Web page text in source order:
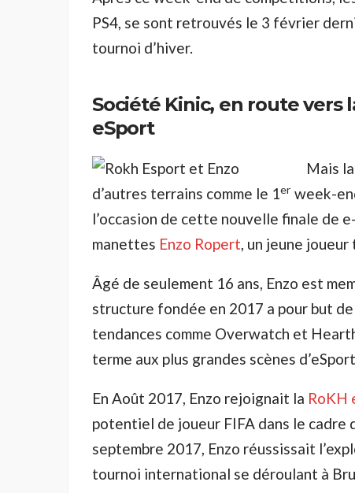
PS4, se sont retrouvés le 3 février
tournoi d’hiver.
Société Kinic, en route vers
eSport
Mais
d’autres terrains comme le 1er week-
l’occasion de cette nouvelle finale de
manettes Enzo Ropert, un jeune
Âgé de seulement 16 ans, Enzo est
structure fondée en 2017 a pour but
tendances comme Overwatch et
terme aux plus grandes scènes
En Août 2017, Enzo rejoignait la RoKH
potentiel de joueur FIFA dans le cadre
septembre 2017, Enzo réussissait
tournoi international se déroulant à